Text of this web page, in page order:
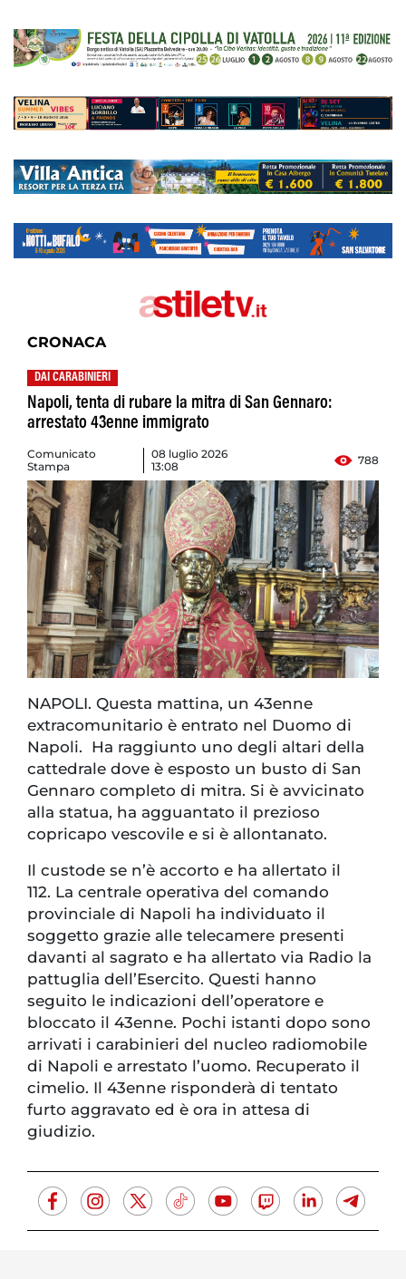
CRONACA
DAI CARABINIERI
Napoli, tenta di rubare la mitra di San Gennaro:
arrestato 43enne immigrato
Comunicato
Stampa
08 luglio 2026
13:08
788
NAPOLI. Questa mattina, un 43enne
extracomunitario è entrato nel Duomo di
Napoli. Ha raggiunto uno degli altari della
cattedrale dove è esposto un busto di San
Gennaro completo di mitra. Si è avvicinato
alla statua, ha agguantato il prezioso
copricapo vescovile e si è allontanato.
Il custode se n’è accorto e ha allertato il
112. La centrale operativa del comando
provinciale di Napoli ha individuato il
soggetto grazie alle telecamere presenti
davanti al sagrato e ha allertato via Radio la
pattuglia dell’Esercito. Questi hanno
seguito le indicazioni dell’operatore e
bloccato il 43enne. Pochi istanti dopo sono
arrivati i carabinieri del nucleo radiomobile
di Napoli e arrestato l’uomo. Recuperato il
cimelio. Il 43enne risponderà di tentato
furto aggravato ed è ora in attesa di
giudizio.